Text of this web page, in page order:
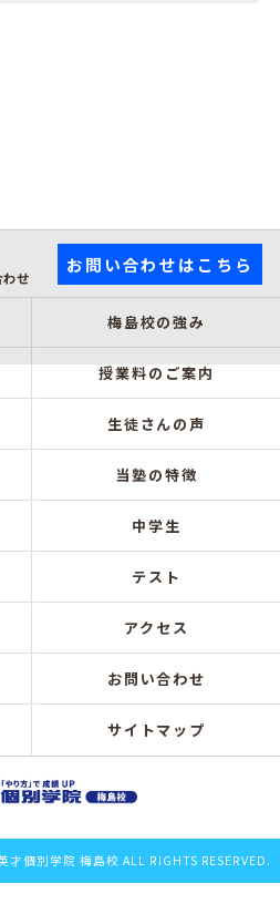
せ
お問い合わせはこちら
梅島校の強み
授業料のご案内
生徒さんの声
当塾の特徴
中学生
テスト
アクセス
お問い合わせ
サイトマップ
個別学院 梅島校 ALL RIGHTS RESERVED.